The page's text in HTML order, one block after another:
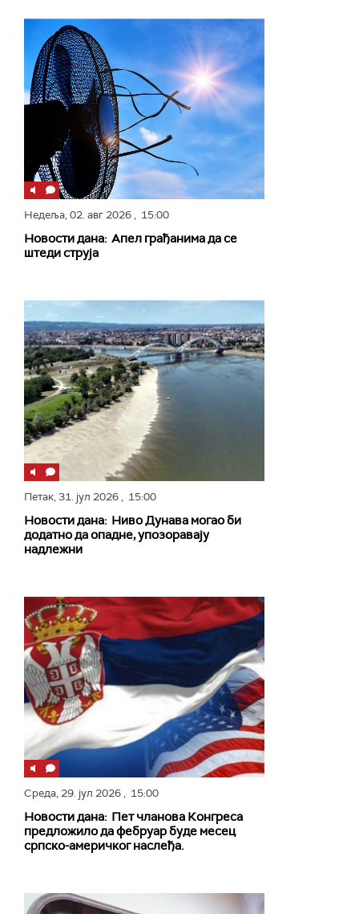
Недеља,02. авг 2026, 15:00
Новости дана: Апел грађанима да се
штеди струја
Петак,31. јул 2026, 15:00
Новости дана: Ниво Дунава могао би
додатно да опадне, упозоравају
надлежни
Среда,29. јул 2026, 15:00
Новости дана: Пет чланова Конгреса
предложило да фебруар буде месец
српско-америчког наслеђа.